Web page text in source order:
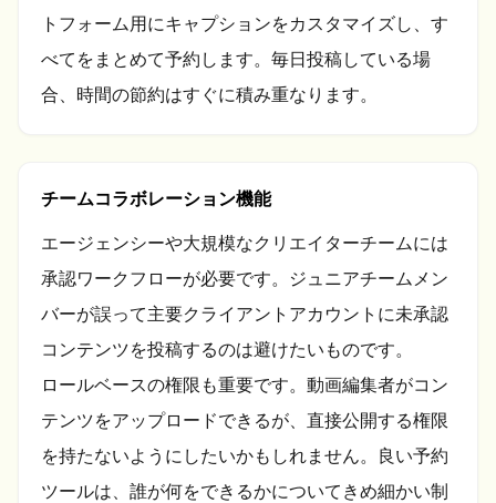
トフォーム用にキャプションをカスタマイズし、す
べてをまとめて予約します。毎日投稿している場
合、時間の節約はすぐに積み重なります。
チームコラボレーション機能
エージェンシーや大規模なクリエイターチームには
承認ワークフローが必要です。ジュニアチームメン
バーが誤って主要クライアントアカウントに未承認
コンテンツを投稿するのは避けたいものです。
ロールベースの権限も重要です。動画編集者がコン
テンツをアップロードできるが、直接公開する権限
を持たないようにしたいかもしれません。良い予約
ツールは、誰が何をできるかについてきめ細かい制